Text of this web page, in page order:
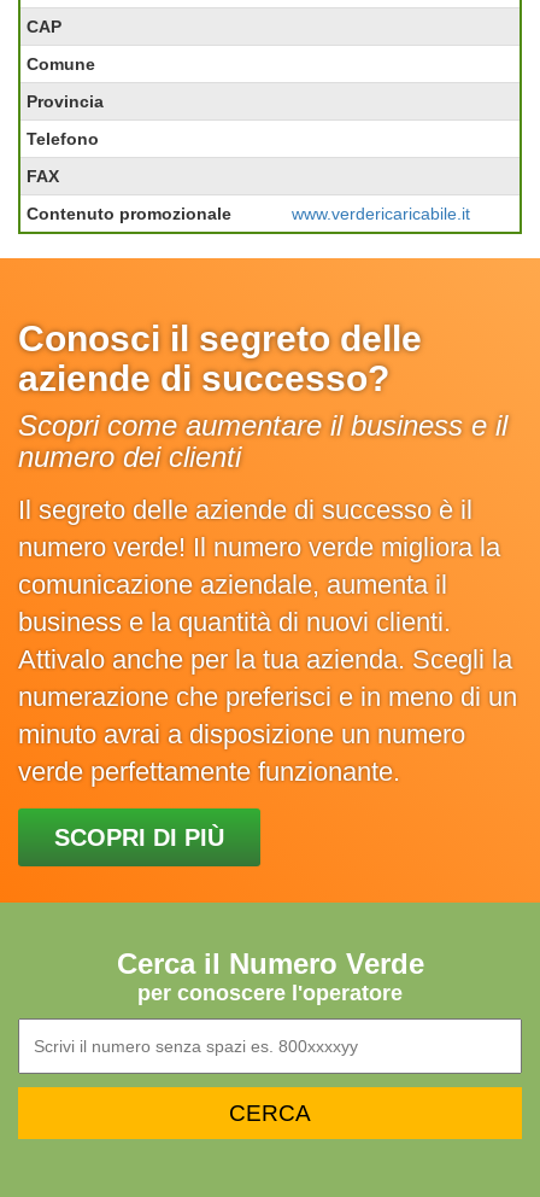
CAP
Comune
Provincia
Telefono
FAX
Contenuto promozionale
www.verdericaricabile.it
Conosci il segreto delle
aziende di successo?
Scopri come aumentare il business e il
numero dei clienti
Il segreto delle aziende di successo è il
numero verde! Il numero verde migliora la
comunicazione aziendale, aumenta il
business e la quantità di nuovi clienti.
Attivalo anche per la tua azienda. Scegli la
numerazione che preferisci e in meno di un
minuto avrai a disposizione un numero
verde perfettamente funzionante.
SCOPRI DI PIÙ
Cerca il Numero Verde
per conoscere l'operatore